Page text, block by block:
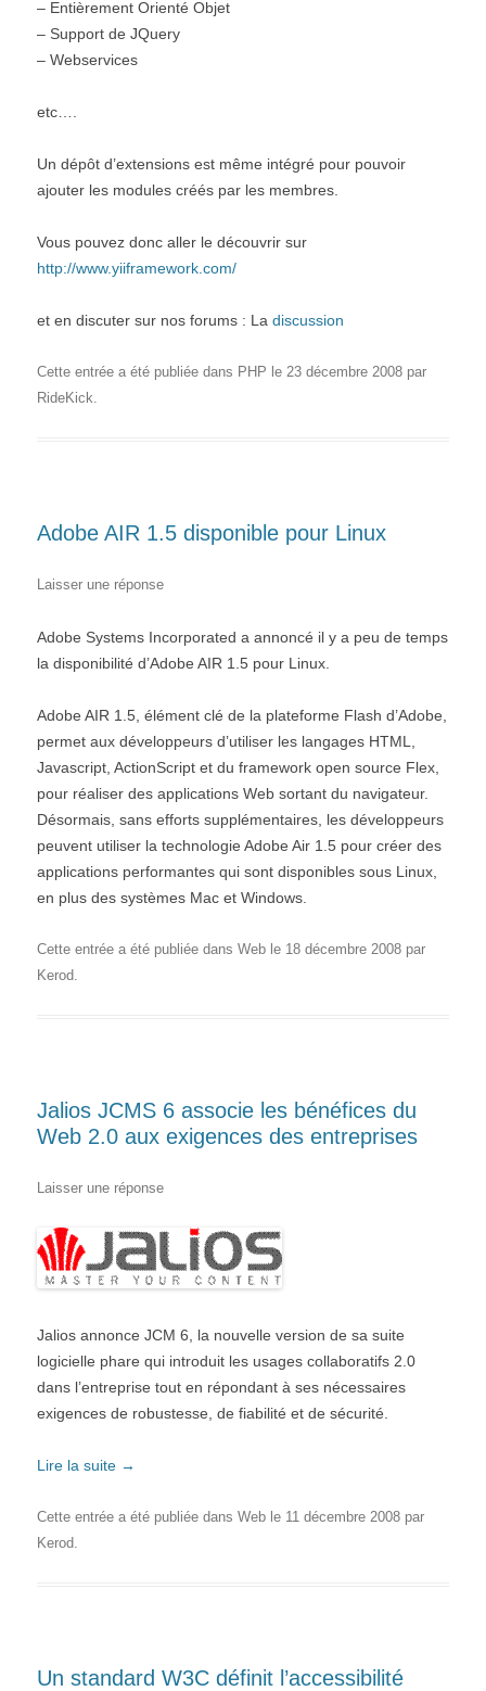
– Entièrement Orienté Objet
– Support de JQuery
– Webservices
etc….
Un dépôt d’extensions est même intégré pour pouvoir
ajouter les modules créés par les membres.
Vous pouvez donc aller le découvrir sur
http://www.yiiframework.com/
et en discuter sur nos forums : La discussion
Cette entrée a été publiée dans PHP le 23 décembre 2008 par
RideKick.
Adobe AIR 1.5 disponible pour Linux
Laisser une réponse
Adobe Systems Incorporated a annoncé il y a peu de temps
la disponibilité d’Adobe AIR 1.5 pour Linux.
Adobe AIR 1.5, élément clé de la plateforme Flash d’Adobe,
permet aux développeurs d’utiliser les langages HTML,
Javascript, ActionScript et du framework open source Flex,
pour réaliser des applications Web sortant du navigateur.
Désormais, sans efforts supplémentaires, les développeurs
peuvent utiliser la technologie Adobe Air 1.5 pour créer des
applications performantes qui sont disponibles sous Linux,
en plus des systèmes Mac et Windows.
Cette entrée a été publiée dans Web le 18 décembre 2008 par
Kerod.
Jalios JCMS 6 associe les bénéfices du
Web 2.0 aux exigences des entreprises
Laisser une réponse
Jalios annonce JCM 6, la nouvelle version de sa suite
logicielle phare qui introduit les usages collaboratifs 2.0
dans l’entreprise tout en répondant à ses nécessaires
exigences de robustesse, de fiabilité et de sécurité.
Lire la suite →
Cette entrée a été publiée dans Web le 11 décembre 2008 par
Kerod.
Un standard W3C définit l’accessibilité